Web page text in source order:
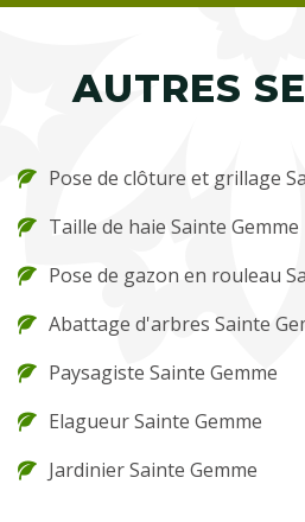
AUTRES
Pose de clôture et grillage
Taille de haie Sainte Gemme
Pose de gazon en rouleau
Abattage d'arbres Sainte
Paysagiste Sainte Gemme
Elagueur Sainte Gemme
Jardinier Sainte Gemme